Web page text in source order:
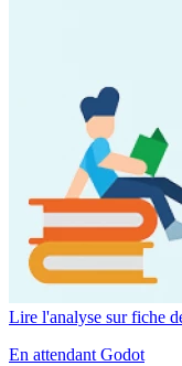
Lire l'analyse sur fiche
En attendant Godot